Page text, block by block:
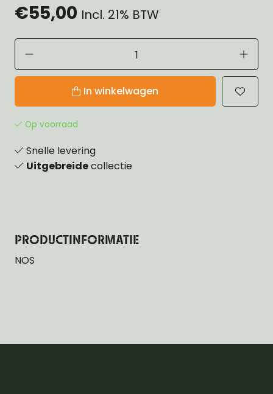
€55,00 Incl. 21% BTW
In winkelwagen
Op voorraad
Snelle levering
Uitgebreidecollectie
PRODUCTINFORMATIE
NOS